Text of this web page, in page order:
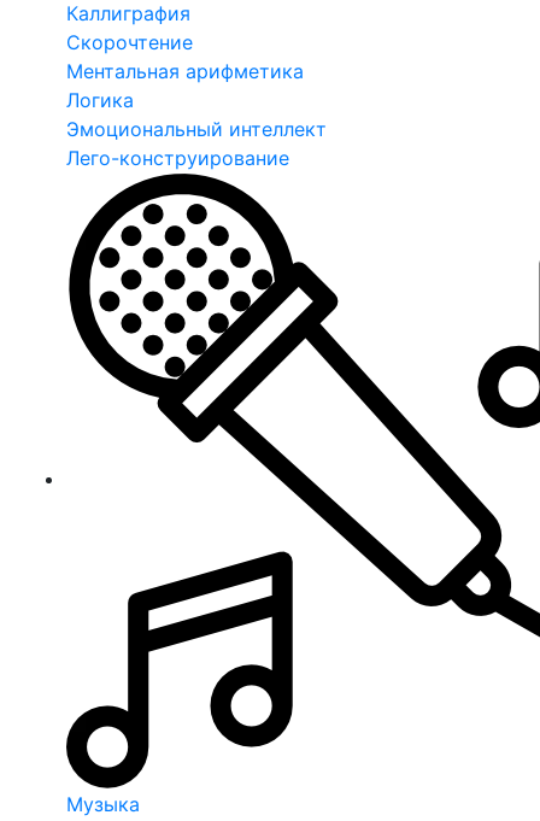
Каллиграфия
Скорочтение
Ментальная арифметика
Логика
Эмоциональный интеллект
Лего-конструирование
Музыка